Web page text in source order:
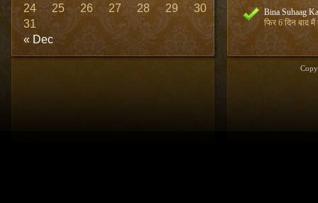
« Dec
24
25 26 27 28 29
30
31
Bina Suhaag
फिर 6 दिन बाद